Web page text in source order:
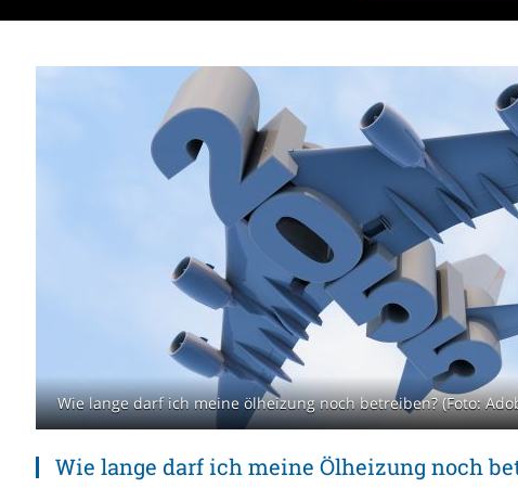
Wie lange darf ich meine ölheizung noch betreiben? (Foto:
Wie lange darf ich meine Ölheizung noch